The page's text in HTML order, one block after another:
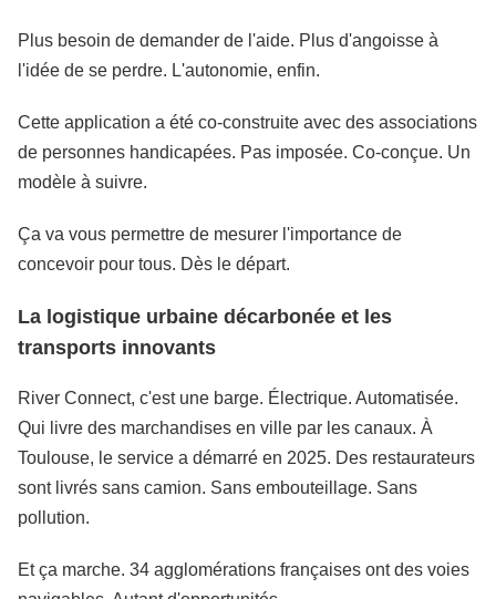
Plus besoin de demander de l'aide. Plus d'angoisse à
l'idée de se perdre. L'autonomie, enfin.
Cette application a été co-construite avec des associations
de personnes handicapées. Pas imposée. Co-conçue. Un
modèle à suivre.
Ça va vous permettre de mesurer l'importance de
concevoir pour tous. Dès le départ.
La logistique urbaine décarbonée et les
transports innovants
River Connect, c'est une barge. Électrique. Automatisée.
Qui livre des marchandises en ville par les canaux. À
Toulouse, le service a démarré en 2025. Des restaurateurs
sont livrés sans camion. Sans embouteillage. Sans
pollution.
Et ça marche. 34 agglomérations françaises ont des voies